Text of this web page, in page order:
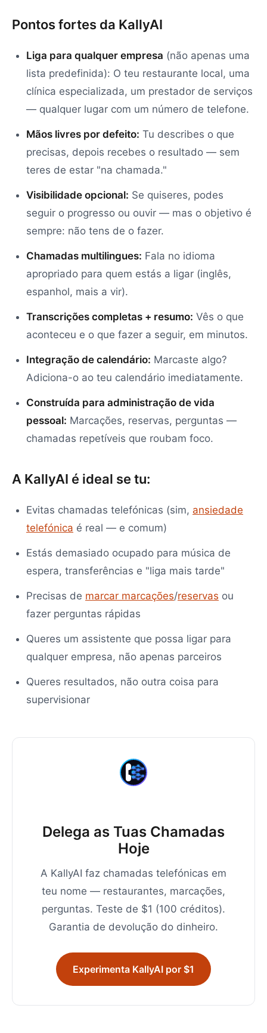
Pontos fortes da KallyAI
Liga para qualquer empresa (não apenas uma
lista predefinida): O teu restaurante local, uma
clínica especializada, um prestador de serviços
— qualquer lugar com um número de telefone.
Mãos livres por defeito: Tu describes o que
precisas, depois recebes o resultado — sem
teres de estar "na chamada."
Visibilidade opcional: Se quiseres, podes
seguir o progresso ou ouvir — mas o objetivo é
sempre: não tens de o fazer.
Chamadas multilingues: Fala no idioma
apropriado para quem estás a ligar (inglês,
espanhol, mais a vir).
Transcrições completas + resumo: Vês o que
aconteceu e o que fazer a seguir, em minutos.
Integração de calendário: Marcaste algo?
Adiciona-o ao teu calendário imediatamente.
Construída para administração de vida
pessoal: Marcações, reservas, perguntas —
chamadas repetíveis que roubam foco.
A KallyAI é ideal se tu:
Evitas chamadas telefónicas (sim, ansiedade
telefónica é real — e comum)
Estás demasiado ocupado para música de
espera, transferências e "liga mais tarde"
Precisas de marcar marcações/reservas ou
fazer perguntas rápidas
Queres um assistente que possa ligar para
qualquer empresa, não apenas parceiros
Queres resultados, não outra coisa para
supervisionar
Delega as Tuas Chamadas
Hoje
A KallyAI faz chamadas telefónicas em
teu nome — restaurantes, marcações,
perguntas. Teste de $1 (100 créditos).
Garantia de devolução do dinheiro.
Experimenta KallyAI por $1